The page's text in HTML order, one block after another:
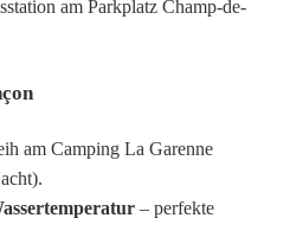
am Parkplatz Champ-de-
am Camping La Garenne
– perfekte